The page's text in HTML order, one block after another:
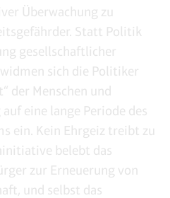
Überwachung zu
Statt Politik
gesellschaftlicher
sich die Politiker
der Menschen und
eine lange Periode des
ein. Kein Ehrgeiz treibt zu
belebt das
zur Erneuerung von
und selbst das